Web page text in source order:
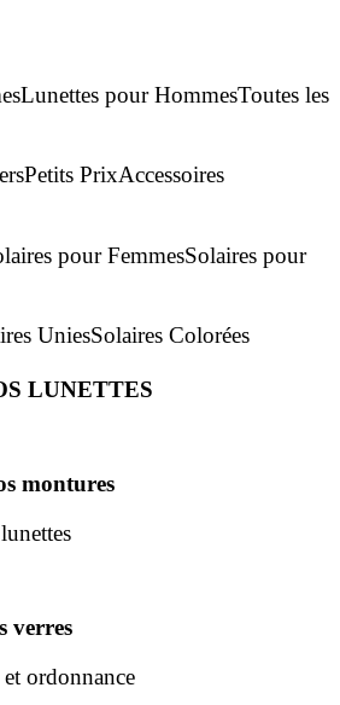
Lunettes pour HommesToutes les
Petits PrixAccessoires
pour FemmesSolaires pour
UniesSolaires Colorées
LUNETTES
montures
verres
ordonnance